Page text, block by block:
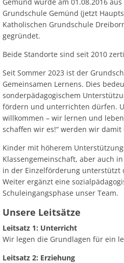
Zahlen,
Grundschule Gemünd (jetzt
Katholischen Grundschule
gegründet.
Beide Standorte sind seit 2010
Seit Sommer 2023 ist der
Gemeinsamen Lernens. Dies
sonderpädagogischem
fördern und unterrichten dürfen.
willkommen – wir lernen und
schaffen wir es!“ werden wir
Kinder mit höherem
Klassengemeinschaft, aber auch
in der Einzelförderung unterstützt
Weiter ergänzt eine
Schuleingangsphase unser Team.
Unsere Leitsätze
Leitsatz 1: Unterricht
Wir legen die Grundlagen für ein
Leitsatz 2: Erziehung